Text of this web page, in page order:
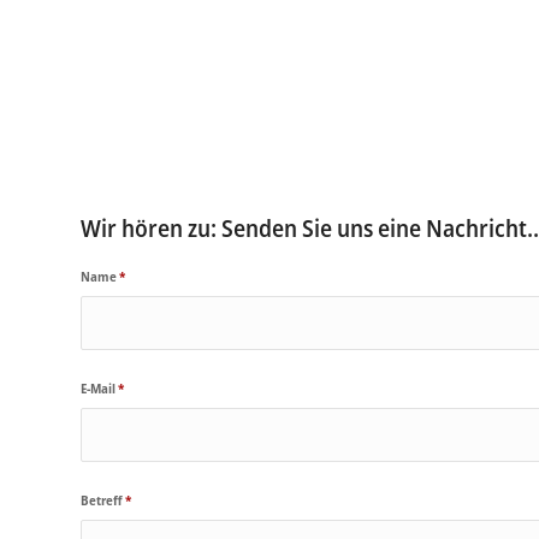
Wir hören zu: Senden Sie uns eine
Name*
E-Mail*
Betreff*